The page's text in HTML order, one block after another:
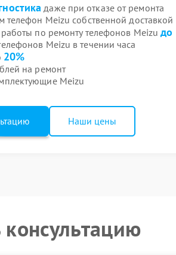
даже при отказе от ремонта
телефон Meizu собственной доставкой
по ремонту телефонов Meizuдо
Meizu в течении часа
20%
на ремонт
Meizu
Наши цены
консультацию